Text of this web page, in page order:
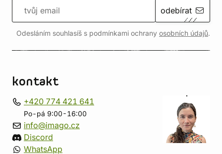
odebírat
Odesláním souhlasíš s podmínkami ochrany osobních údajů.
kontakt
+420 774 421 641
Po-pá 9:00-16:00
info@imago.cz
Discord
WhatsApp